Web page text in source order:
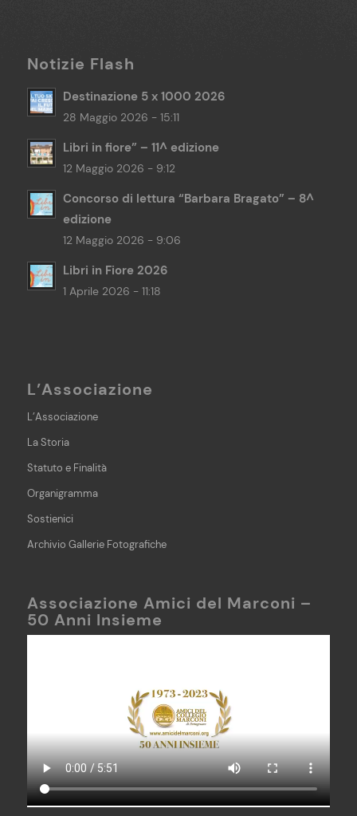
Notizie Flash
Destinazione 5 x 1000 2026
28 Maggio 2026 - 15:11
Libri in fiore” – 11^ edizione
12 Maggio 2026 - 9:12
Concorso di lettura “Barbara Bragato” – 8^
edizione
12 Maggio 2026 - 9:06
Libri in Fiore 2026
1 Aprile 2026 - 11:18
L’Associazione
L’Associazione
La Storia
Statuto e Finalità
Organigramma
Sostienici
Archivio Gallerie Fotografiche
Associazione Amici del Marconi –
50 Anni Insieme